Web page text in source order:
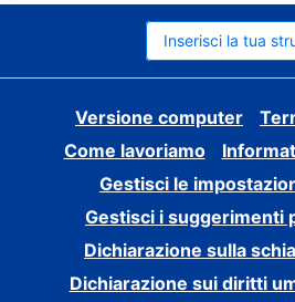
Inserisci la tua
Versione computer
Come lavoriamo
Gestisci le
Gestisci i suggerimenti
Dichiarazione sulla
Dichiarazione sui diritti